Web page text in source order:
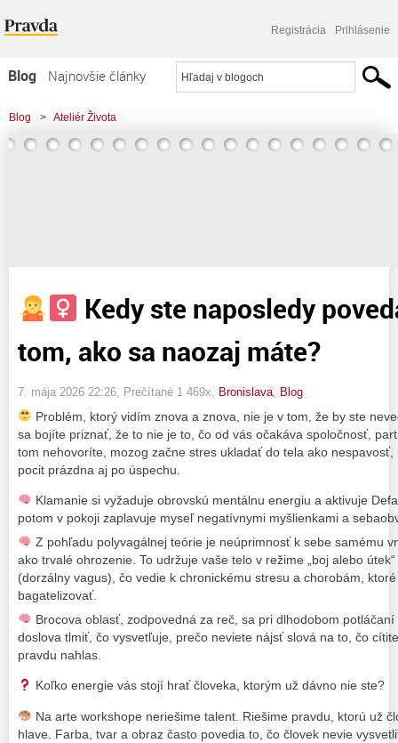
Registrácia Prihlásenie
Blog
Najnovšie články
Najčítanejšie články
Najkomentovanejšie články
Blog > Ateliér Života
> Kedy ste naposledy povedali pravdu o tom, ako sa naozaj máte?
Kedy ste naposledy
tom, ako sa naozaj máte?
7. mája 2026 22:26 , Prečítané 1 469x, Bronislava Blog
Problém, ktorý vidím znova a znova, nie je v tom, že by ste
sa bojíte priznať, že to nie je to, čo od vás očakáva spoločnosť,
tom nehovoríte, mozog začne stres ukladať do tela ako
pocit prázdna aj po úspechu.
Klamanie si vyžaduje obrovskú mentálnu energiu a aktivuje
potom v pokoji zaplavuje myseľ negatívnymi myšlienkami a
Z pohľadu polyvagálnej teórie je neúprimnosť k sebe samému
ako trvalé ohrozenie. To udržuje vaše telo v režime „boj alebo
(dorzálny vagus), čo vedie k chronickému stresu a chorobám,
bagatelizovať.
Brocova oblasť, zodpovedná za reč, sa pri dlhodobom
doslova tlmiť, čo vysvetľuje, prečo neviete nájsť slová na to, čo
pravdu nahlas.
Koľko energie vás stojí hrať človeka, ktorým už dávno nie ste?
Na arte workshope neriešime talent. Riešime pravdu, ktorú už
hlave. Farba, tvar a obraz často povedia to, čo človek nevie